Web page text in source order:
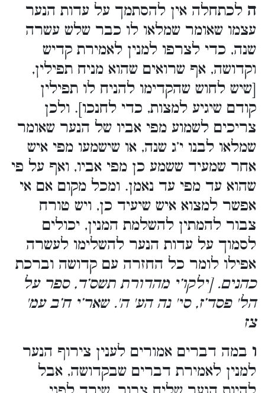
ה לכתחלה אין להסתמך על עדות הנער
עצמו שאומר שמלאו לו כבר שלש עשרה
שנה, כדי לצרפו למנין לאמירת קדיש
וקדושה, אף שרואים שהוא מניח תפילין,
[שיש לחוש שהקדימו להניח לו תפילין
קודם שיגיע למצות, כדי לחנכו]. ולכן
צריכים לשמוע מפי אביו של הנער שאומר
שמלאו לבנו י’ג שנה, או שישמעו מפי איש
אחר שמעיד ששמע כן מפי אביו, ואף על פי
שהוא עד מפי עד נאמן. ומכל מקום אם אי
אפשר למצוא איש שיעיד כן, ויש טורח
צבור להמתין להשלמת המנין, יכולים
לסמוך על עדות הנער להשלימו לעשרה
אפילו לומר כל החזרה עם קדושה וברכת
כהנים. [ילקו’י מהדורת תשס’ד, ספר על
הל' פסד’ז, סי' נה הע' ה'. שאר’י ח’ב עמ'
צז
ו במה דברים אמורים לענין צירוף הנער
למנין לאמירת דברים שבקדושה, אבל